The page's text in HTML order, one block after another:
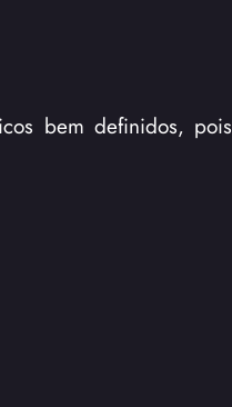
bem definidos, pois